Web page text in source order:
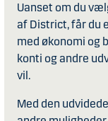
Uanset om du
af District, får du
med økonomi og
konti og andre
vil.
Med den